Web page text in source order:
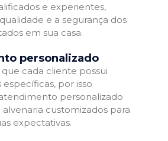
e experientes,
e a segurança dos
em sua casa.
personalizado
cada cliente possui
específicas, por isso
personalizado
customizados para
expectativas.